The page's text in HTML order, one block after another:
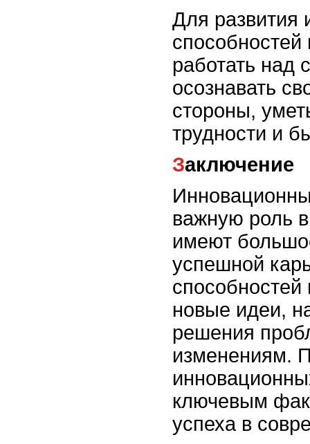
Для развития
работать над
осознавать
стороны,
трудности и
Заключение
важную роль
имеют
успешной
способностей
новые идеи,
решения
изменениям.
ключевым
успеха в